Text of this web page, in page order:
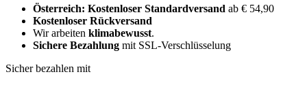
Österreich: Kostenloser Standardversand ab € 54,90
Kostenloser Rückversand
Wir arbeiten klimabewusst.
Sichere Bezahlung mit SSL-Verschlüsselung
Sicher bezahlen mit